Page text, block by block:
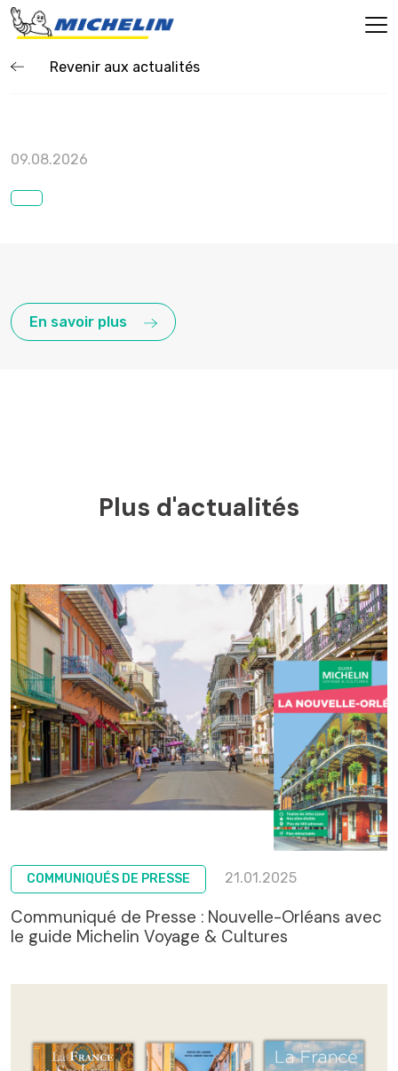
Revenir aux actualités
09.08.2026
En savoir plus
Plus d'actualités
COMMUNIQUÉS DE PRESSE 21.01.2025
Communiqué de Presse : Nouvelle-Orléans avec
le guide Michelin Voyage & Cultures